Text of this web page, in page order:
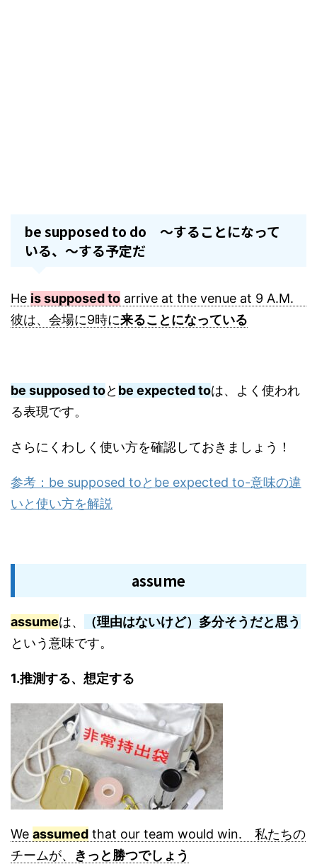
be supposed to do ～することになって
いる、～する予定だ
He is supposed to arrive at the venue at 9 A.M.
彼は、会場に9時に来ることになっている
be supposed toと be expected toは、よく使われ
る表現です。
さらにくわしく使い方を確認しておきましょう！
参考：be supposed toとbe expected to-意味の違
いと使い方を解説
assume
assumeは、
（理由はないけど）多分そうだと思う
という意味です。
1.推測する、想定する
We assumed that our team would win. 私たちの
チームが、 きっと勝つでしょう